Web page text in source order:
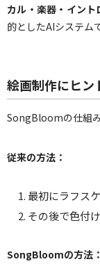
カル・楽器・イン
的としたAIシステム
絵画制作にヒン
SongBloomの仕組
従来の方法：
最初にラフス
その後で色付
SongBloomの方法：